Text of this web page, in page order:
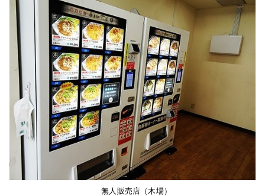
無人販売店（木場）